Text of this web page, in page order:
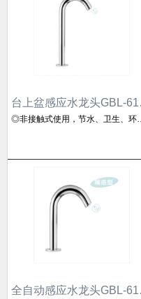
台
◎非接触式使用，节水、卫生、环保◎龙头
全